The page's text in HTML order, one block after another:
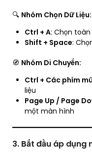
🔍 Nhóm Chọn Dữ Liệu:
Ctrl + A: Chọn
Shift + Space:
🧭 Nhóm Di Chuyển:
Ctrl + Các phím
liệu
Page Up / Page
một màn hình
3. Bắt đầu áp dụng